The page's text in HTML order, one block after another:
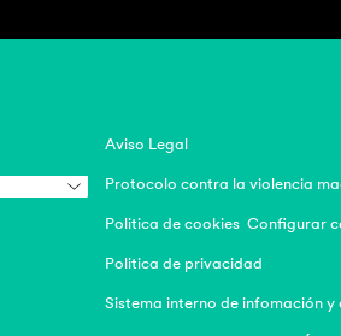
Aviso Legal
Protocolo contra la violencia
Politica de cookies Configurar
Politica de privacidad
Sistema interno de infomación y